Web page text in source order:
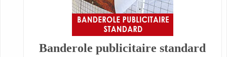
Banderole publicitaire standard